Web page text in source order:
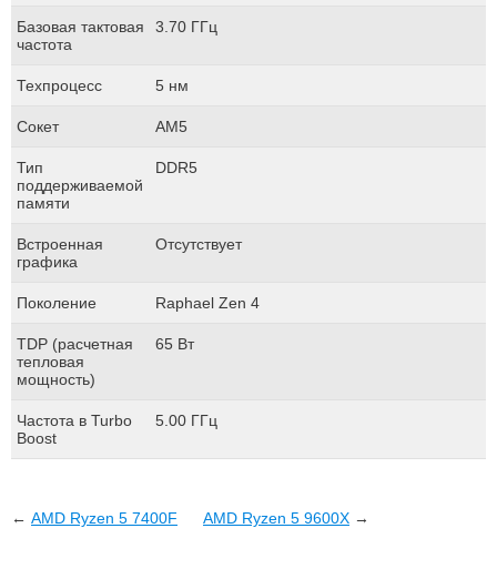
Базовая тактовая
частота
3.70 ГГц
Техпроцесс 5 нм
Сокет АМ5
Тип
поддерживаемой
памяти
DDR5
Встроенная
графика
Отсутствует
Поколение Raphael Zen 4
TDP (расчетная
тепловая
мощность)
65 Вт
Частота в Turbo
Boost
5.00 ГГц
← AMD Ryzen 5 7400F AMD Ryzen 5 9600X →